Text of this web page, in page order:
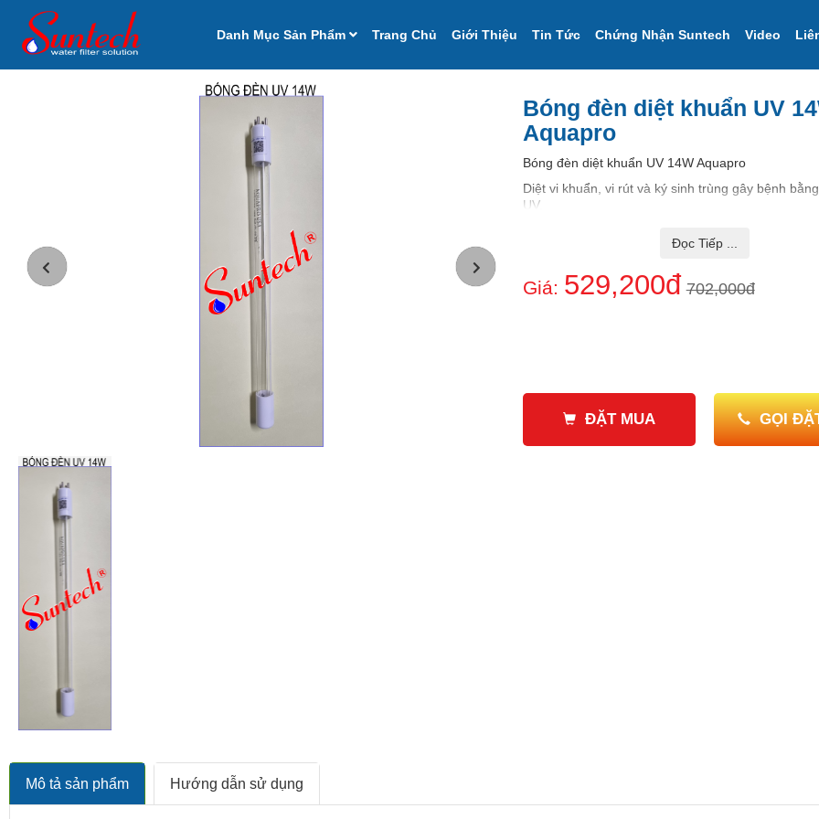
Danh Mục Sản Phẩm Trang Chủ Giới Thiệu Tin Tức Chứng Nhận Suntech Video
Bóng đèn diệt khuẩn UV
Aquapro
Bóng đèn diệt khuẩn UV 14W Aquapro
Diệt vi khuẩn, vi rút và ký sinh trùng gây bệnh
UV.
Thương Hiệu AQUAPRO
Xuất Xứ China.
Đọc Tiếp ...
Giá: 529,200đ 702,000đ
ĐẶT MUA GỌI
Mô tả sản phẩm Hướng dẫn sử dụng